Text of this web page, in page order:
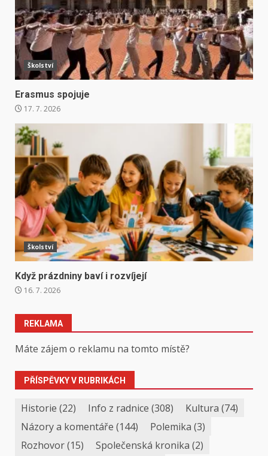
Školství
Erasmus spojuje
17. 7. 2026
Školství
Když prázdniny baví i rozvíjejí
16. 7. 2026
REKLAMA
Máte zájem o reklamu na tomto místě?
PŘÍSPĚVKY V RUBRIKÁCH
Historie (22) Info z radnice (308) Kultura (74)
Názory a komentáře (144) Polemika (3)
Rozhovor(15) Společenská kronika (2)